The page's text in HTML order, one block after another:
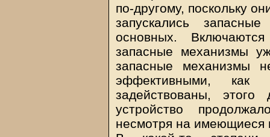
по-другому, поскольку
запускались
основных.
запасные механизмы
запасные механизмы
эффективными, как
задействованы,
устройство
несмотря на имеющиеся